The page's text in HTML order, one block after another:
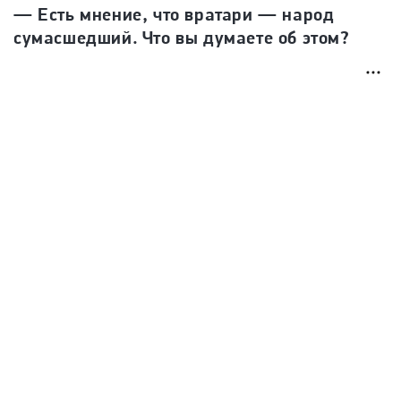
— Есть мнение, что вратари — народ
сумасшедший. Что вы думаете об этом?